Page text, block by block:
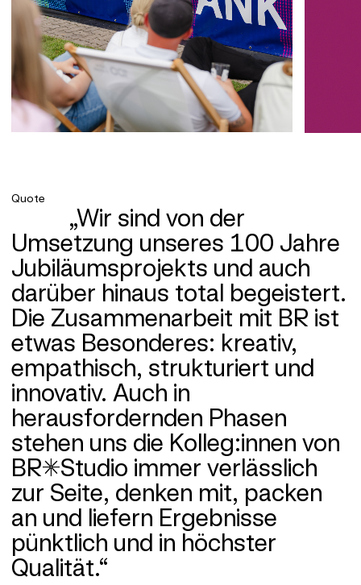
Quote
„Wir sind von der
Umsetzung unseres 100 Jahre
Jubiläumsprojekts und auch
darüber hinaus total begeistert.
Die Zusammenarbeit mit BR ist
etwas Besonderes: kreativ,
empathisch, strukturiert und
innovativ. Auch in
herausfordernden Phasen
stehen uns die Kolleg:innen von
BR*Studio immer verlässlich
zur Seite, denken mit, packen
an und liefern Ergebnisse
pünktlich und in höchster
Qualität.“